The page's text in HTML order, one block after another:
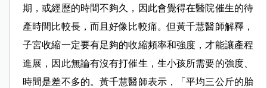
期，或經歷的時間不夠久，因此會覺得在醫院催生的待
產時間比較長，而且好像比較痛。但黃千慧醫師解釋，
子宮收縮一定要有足夠的收縮頻率和強度，才能讓產程
進展，因此無論有沒有打催生，生小孩所需要的強度、
時間是差不多的。黃千慧醫師表示，「平均三公斤的胎